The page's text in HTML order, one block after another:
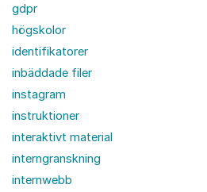
gdpr
högskolor
identifikatorer
inbäddade filer
instagram
instruktioner
interaktivt material
interngranskning
internwebb